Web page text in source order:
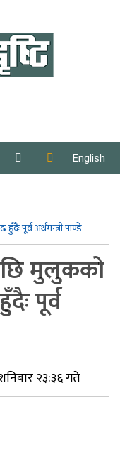
English
पूर्व अर्थमन्त्री पाण्डे
मुलुकको
पूर्व
२३:३६ गते